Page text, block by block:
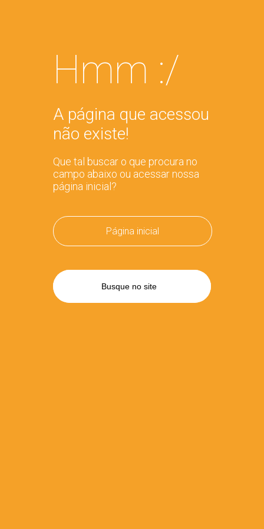
Hmm :/
A página que acessou
não existe!
Que tal buscar o que procura no
campo abaixo ou acessar nossa
página inicial?
Página inicial